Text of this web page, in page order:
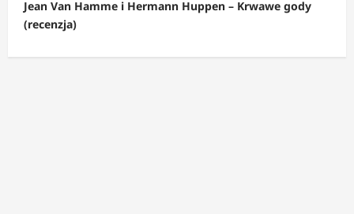
c
z
w
Jean Van Hamme i Hermann Huppen – Krwawe gody
(recenzja)